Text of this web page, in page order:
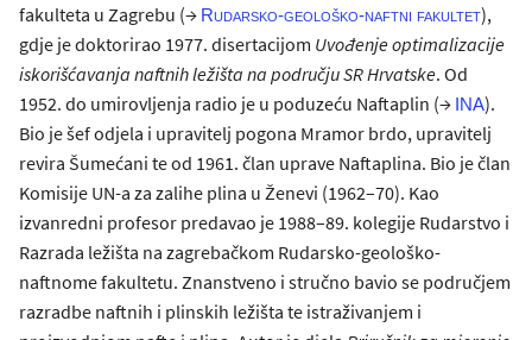
fakulteta u Zagrebu (→ Rudarsko-geološko-naftni fakultet),
gdje je doktorirao 1977. disertacijom Uvođenje optimalizacije
iskorišćavanja naftnih ležišta na području SR Hrvatske. Od
1952. do umirovljenja radio je u poduzeću Naftaplin (→ INA).
Bio je šef odjela i upravitelj pogona Mramor brdo, upravitelj
revira Šumećani te od 1961. član uprave Naftaplina. Bio je član
Komisije UN-a za zalihe plina u Ženevi (1962–70). Kao
izvanredni profesor predavao je 1988–89. kolegije Rudarstvo i
Razrada ležišta na zagrebačkom Rudarsko-geološko-
naftnome fakultetu. Znanstveno i stručno bavio se područjem
razradbe naftnih i plinskih ležišta te istraživanjem i